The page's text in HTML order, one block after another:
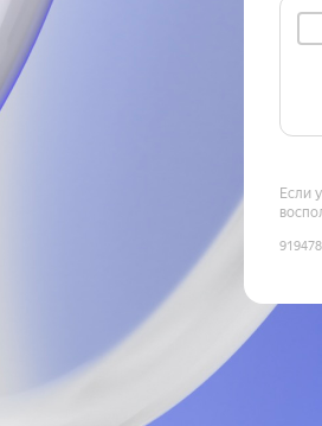
Если